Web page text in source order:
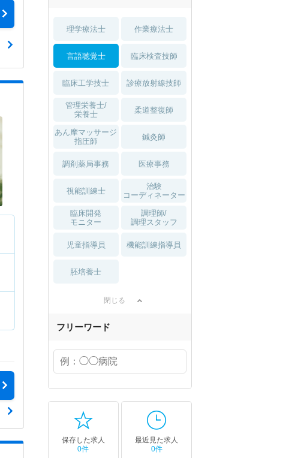
理学療法士 作業療法士
言語聴覚士 臨床検査技師
臨床工学技士 診療放射線技師
管理栄養士/
栄養士
柔道整復師
あん摩マッサージ
指圧師
鍼灸師
調剤薬局事務 医療事務
視能訓練士
治験
コーディネーター
臨床開発
モニター
調理師/
調理スタッフ
児童指導員 機能訓練指導員
胚培養士
閉じる
フリーワード
保存した求人
0件
最近見た求人
0件